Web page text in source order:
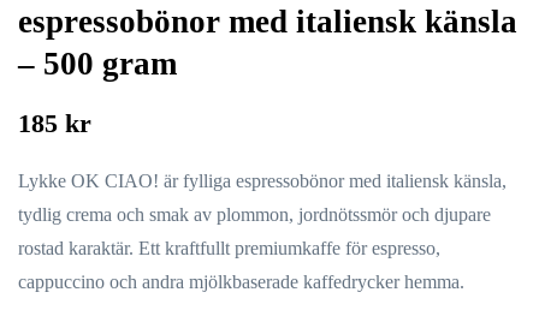
espressobönor med italiensk känsla
– 500 gram
185 kr
Lykke OK CIAO! är fylliga espressobönor med italiensk känsla,
tydlig crema och smak av plommon, jordnötssmör och djupare
rostad karaktär. Ett kraftfullt premiumkaffe för espresso,
cappuccino och andra mjölkbaserade kaffedrycker hemma.